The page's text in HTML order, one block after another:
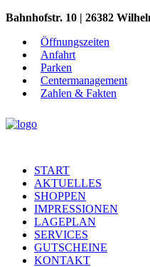
Bahnhofstr. 10 | 26382
Öffnungszeiten
Anfahrt
Parken
Centermanagement
Zahlen & Fakten
START
AKTUELLES
SHOPPEN
IMPRESSIONEN
LAGEPLAN
SERVICES
GUTSCHEINE
KONTAKT